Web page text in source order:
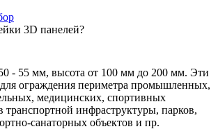
3D панелей?
- 55 мм, высота от 100 мм до 200 мм. Эти
ограждения периметра промышленных,
медицинских, спортивных
транспортной инфраструктуры, парков,
санаторных объектов и пр.